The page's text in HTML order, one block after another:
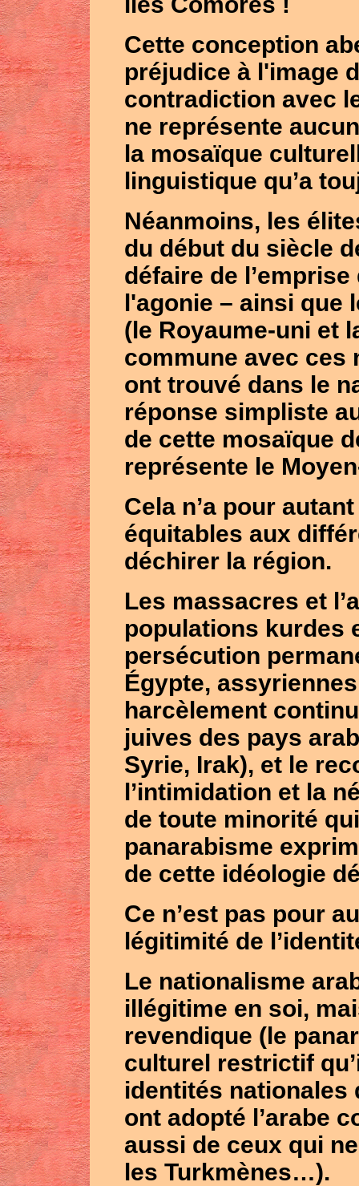
Cette conception
préjudice à l'image
contradiction avec
ne représente
la mosaïque
linguistique qu’a
Néanmoins, les
du début du siècle
défaire de
l'agonie – ainsi que
(le Royaume-uni et
commune avec ces
ont trouvé dans le
réponse simpliste
de cette mosaïque
représente le
Cela n’a pour
équitables aux
déchirer la région.
Les massacres et
populations kurdes
persécution
Égypte,
harcèlement
juives des pays
Syrie, Irak), et le
l’intimidation et la
de toute minorité
panarabisme
de cette idéologie
Ce n’est pas pour
légitimité de
Le nationalisme
illégitime en soi,
revendique (le
culturel restrictif
identités nationales
ont adopté l’arabe
aussi de ceux qui
les Turkmènes…).